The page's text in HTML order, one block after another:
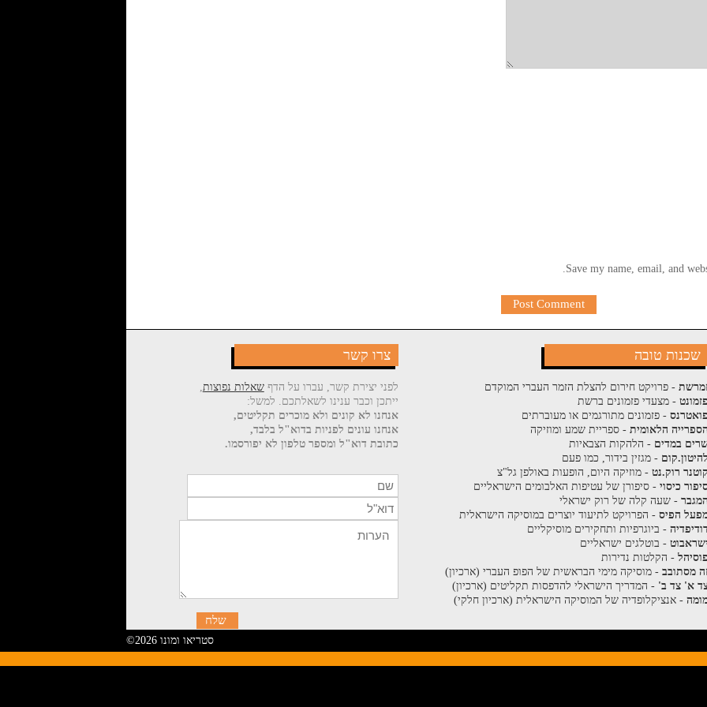
Save my name, email, and
צרו קשר
לפני יצירת קשר, עברו על הדףשאלות נפוצות,
ייתכן וכבר ענינו לשאלתכם. למשל:
אנחנו לא קונים ולא מוכרים תקליטים,
אנחנו עונים לפניות בדוא"ל בלבד,
כתובת דוא"ל ומספר טלפון לא יפורסמו.
שכנות טובה
- פרויקט חירום להצלת הזמר העברי המוקדם
- מצעדי פזמונים ברשת
- פזמונים מתורגמים או מעוברתים
הלאומית- ספריית שמע ומוזיקה
במדים - הלהקות הצבאיות
- מגזין בידור, כמו פעם
רוק.נט- מוזיקה היום, הופעות באולפן גל"צ
כיסוי- סיפורן של עטיפות האלבומים הישראליים
- שעה קלה של רוק ישראלי
הפיס- הפרויקט לתיעוד יוצרים במוסיקה הישראלית
- ביוגרפיות ותחקירים מוסיקליים
- בוטלגים ישראליים
- הקלטות נדירות
מסתובב- מוסיקה מימי הבראשית של הפופ העברי (ארכיון)
א' צד ב' - המדריך הישראלי להדפסות תקליטים (ארכיון)
- אנציקלופדיה של המוסיקה הישראלית (ארכיון חלקי)
©2026 סטריאו ומונו